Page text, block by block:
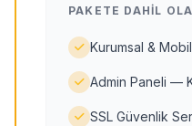
PAKETE DAHIL
Kurumsal &
Admin Paneli —
SSL Güvenlik